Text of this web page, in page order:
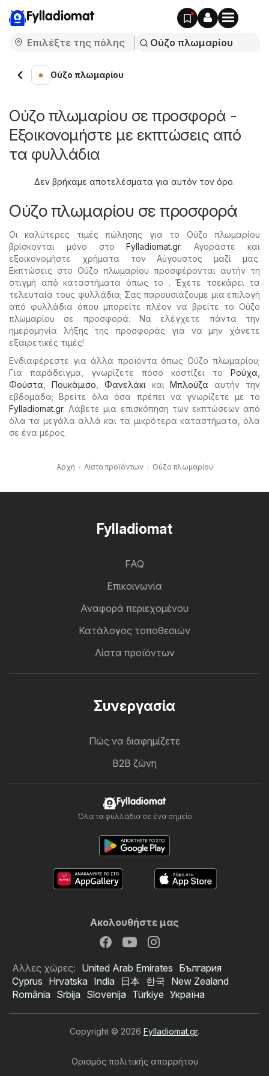
Fylladiomat
Ούζο πλωμαρίου
Ούζο πλωμαρίου σε προσφορά -
Εξοικονομήστε με εκπτώσεις από
τα φυλλάδια
Δεν βρήκαμε αποτελέσματα για αυτόν τον όρο.
Ούζο πλωμαρίου σε προσφορά
Οι καλύτερες τιμές πώλησης για το Ούζο πλωμαρίου
βρίσκονται μόνο στοFylladiomat.gr. Αγοράστε και
εξοικονομήστε χρήματα τον Αύγουστος μαζί μας.
Εκπτώσεις στο Ούζο πλωμαρίου προσφέρονται αυτήν τη
στιγμή από καταστήματα όπως το . Έχετε τσεκάρει τα
τελευταία τους φυλλάδια; Σας παρουσιάζουμε μια επιλογή
από φυλλάδια όπου μπορείτε πλέον να βρείτε το Ούζο
πλωμαρίου σε προσφορά: Να ελέγχετε πάντα την
ημερομηνία λήξης της προσφοράς για να μην χάνετε
εξαιρετικές τιμές!
Ενδιαφέρεστε για άλλα προϊόντα όπως Ούζο πλωμαρίου;
Για παράδειγμα, γνωρίζετε πόσο κοστίζει το Ρούχα
Φούστα
Πουκάμισο Φανελάκι καιΜπλούζα αυτήν την
εβδομάδα; Βρείτε όλα όσα πρέπει να γνωρίζετε με το
Fylladiomat.gr. Λάβετε μια επισκόπηση των εκπτώσεων από
όλα τα μεγάλα αλλά και τα μικρότερα καταστήματα, όλα
σε ένα μέρος.
Αρχή Λίστα προϊόντων Ούζο πλωμαρίου
Fylladiomat
FAQ
Επικοινωνία
Αναφορά περιεχομένου
Κατάλογος τοποθεσιών
Λίστα προϊόντων
Συνεργασία
Πώς να διαφημίζετε
B2B ζώνη
Fylladiomat
Όλα τα φυλλάδια σε ένα σημείο
Ακολουθήστε μας
Αλλες χώρες: United Arab Emirates България
Cyprus Hrvatska India 日本 한국 New Zealand
România Srbija Slovenija Türkiye Україна
Copyright © 2026 Fylladiomat.gr.
Ορισμός πολιτικής απορρήτου